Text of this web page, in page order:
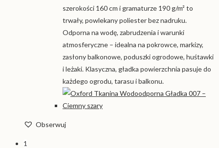
szerokości 160 cm i gramaturze 190 g/m² to
trwały, powlekany poliester bez nadruku.
Odporna na wodę, zabrudzenia i warunki
atmosferyczne – idealna na pokrowce, markizy,
zasłony balkonowe, poduszki ogrodowe, huśtawki
i leżaki. Klasyczna, gładka powierzchnia pasuje do
każdego ogrodu, tarasu i balkonu.
Obserwuj
1